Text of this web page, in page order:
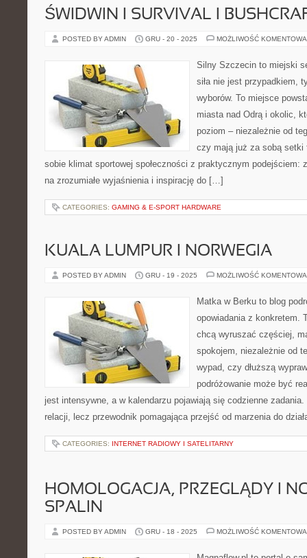
ŚWIDWIN I SURVIVAL I
POSTED BY ADMIN GRU - 20 - 2025 MOŻLIWOŚĆ
Silny Szczecin to miejski
siła nie jest przypadkiem,
wyborów. To miejsce
miasta nad Odrą i okolic,
poziom – niezależnie od
czy mają już za sobą setki
sobie klimat sportowej społeczności z praktycznym podejściem:
na zrozumiałe wyjaśnienia i inspirację do […]
CATEGORIES: GAMING & E-SPORT HARDWARE
KUALA LUMPUR I NORWEGIA
POSTED BY ADMIN GRU - 19 - 2025 MOŻLIWOŚĆ
Matka w Berku to blog
opowiadania z konkretem.
chcą wyruszać częściej,
spokojem, niezależnie od
wypad, czy dłuższą
podróżowanie może być
jest intensywne, a w kalendarzu pojawiają się codzienne zadania.
relacji, lecz przewodnik pomagająca przejść od marzenia do
CATEGORIES: INTERNET RADIOWY I SATELITARNY
HOMOLOGACJA, PRZEGLĄDY I
SPALIN
POSTED BY ADMIN GRU - 18 - 2025 MOŻLIWOŚĆ